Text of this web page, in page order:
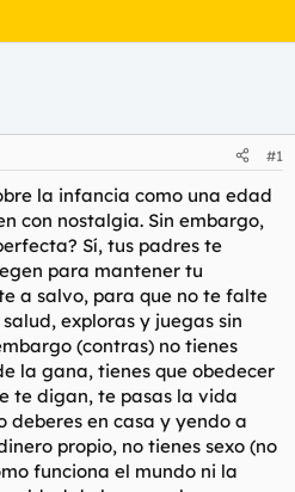
#1
la infancia como una edad
con nostalgia. Sin embargo,
Sí, tus padres te
para mantener tu
a salvo, para que no te falte
exploras y juegas sin
(contras) no tienes
la gana, tienes que obedecer
te digan, te pasas la vida
deberes en casa y yendo a
propio, no tienes sexo (no
funciona el mundo ni la